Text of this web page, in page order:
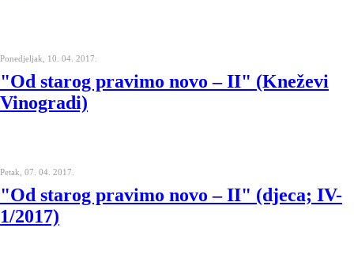
Ponedjeljak, 10. 04. 2017.
"Od starog pravimo novo – II" (Kneževi
Vinogradi)
Petak, 07. 04. 2017.
"Od starog pravimo novo – II" (djeca; IV-
1/2017)